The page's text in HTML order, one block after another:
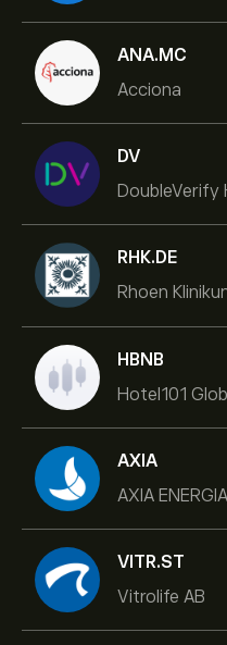
ANA.MC
Acciona
DV
DoubleVerify
RHK.DE
Rhoen
HBNB
Hotel101
AXIA
AXIA
VITR.ST
Vitrolife AB